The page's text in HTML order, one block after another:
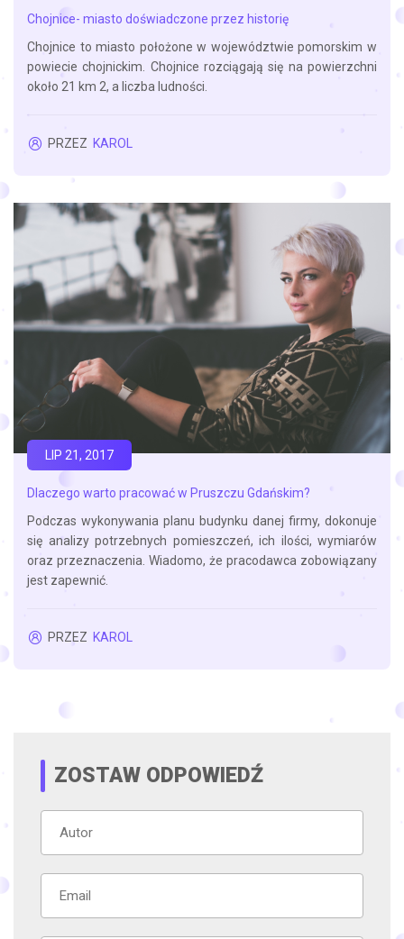
Chojnice- miasto doświadczone przez historię
Chojnice to miasto położone w województwie pomorskim w
powiecie chojnickim. Chojnice rozciągają się na powierzchni
około 21 km 2, a liczba ludności.
PRZEZ KAROL
Dlaczego warto pracować w Pruszczu Gdańskim?
Podczas wykonywania planu budynku danej firmy, dokonuje
się analizy potrzebnych pomieszczeń, ich ilości, wymiarów
oraz przeznaczenia. Wiadomo, że pracodawca zobowiązany
jest zapewnić.
LIP 21, 2017
PRZEZ KAROL
ZOSTAW ODPOWIEDŹ